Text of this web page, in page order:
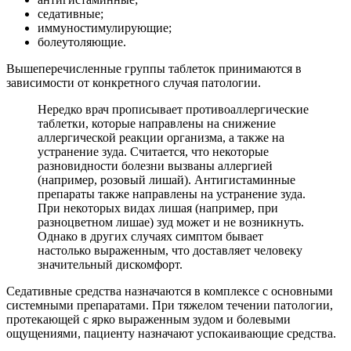
седативные;
иммуностимулирующие;
болеутоляющие.
Вышеперечисленные группы таблеток принимаются в
зависимости от конкретного случая патологии.
Нередко врач прописывает противоаллергические
таблетки, которые направлены на снижение
аллергической реакции организма, а также на
устранение зуда. Считается, что некоторые
разновидности болезни вызваны аллергией
(например, розовый лишай). Антигистаминные
препараты также направлены на устранение зуда.
При некоторых видах лишая (например, при
разноцветном лишае) зуд может и не возникнуть.
Однако в других случаях симптом бывает
настолько выраженным, что доставляет человеку
значительный дискомфорт.
Седативные средства назначаются в комплексе с основными
системными препаратами. При тяжелом течении патологии,
протекающей с ярко выраженным зудом и болевыми
ощущениями, пациенту назначают успокаивающие средства.